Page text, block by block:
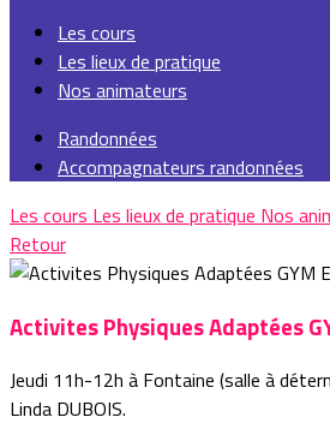
Les cours
Les lieux de pratique
Nos animateurs
Randonnées
Accompagnateurs randonnées
Les cours Les lieux de pratique Nos
Retour
Activites Physiques Adaptées
Jeudi 11h-12h à Fontaine (salle à
Linda DUBOIS.